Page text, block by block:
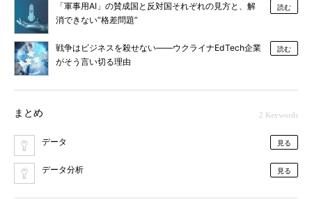
「軍事用AI」の賛成国と反対国それぞれの見方と、解
消できない“格差問題”
読む
戦争はビジネスを殺せない――ウクライナEdTech企業
がそう言い切る理由
読む
まとめ 2 Keywords
データ 見る
データ分析 見る